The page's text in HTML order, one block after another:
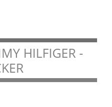
HILFIGER -